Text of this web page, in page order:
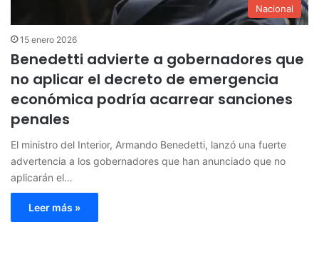
Nacional
15 enero 2026
Benedetti advierte a gobernadores que
no aplicar el decreto de emergencia
económica podría acarrear sanciones
penales
El ministro del Interior, Armando Benedetti, lanzó una fuerte
advertencia a los gobernadores que han anunciado que no
aplicarán el…
Leer más »